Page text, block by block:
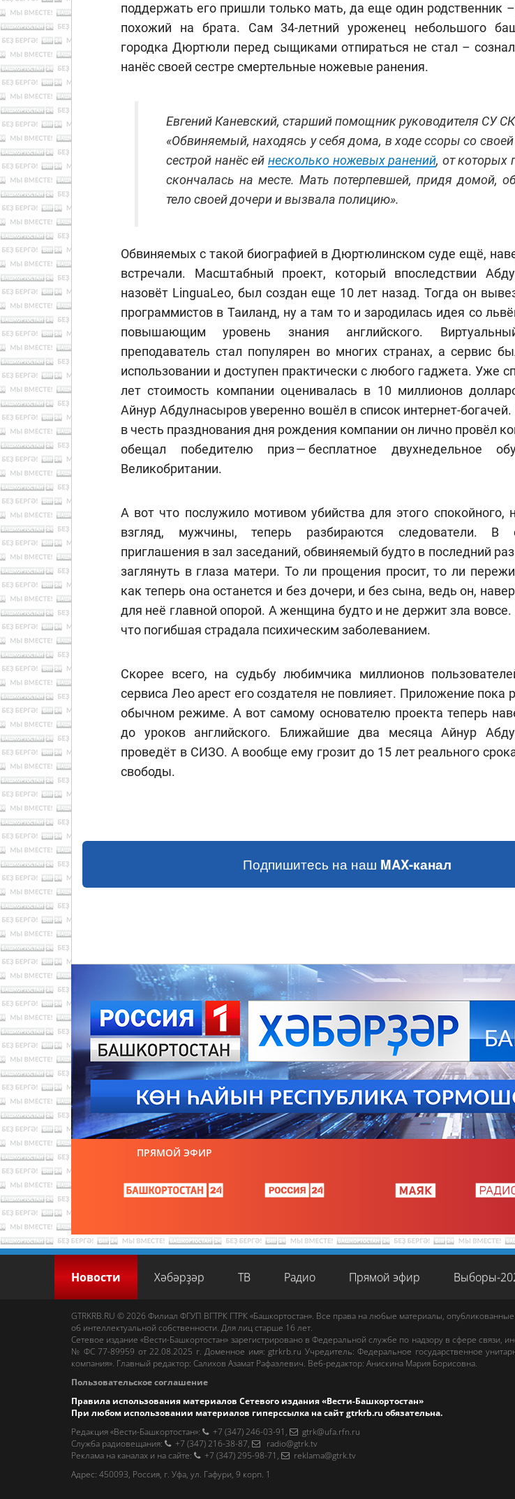
поддержать его пришли только мать, да еще один родственник
похожий на брата. Сам 34-летний уроженец небольшого
городка Дюртюли перед сыщиками отпираться не стал –
нанёс своей сестре смертельные ножевые ранения.
Евгений Каневский, старший помощник руководителя СУ
«Обвиняемый, находясь у себя дома, в ходе ссоры со своей
сестрой нанёс ей несколько ножевых ранений, от которых
скончалась на месте. Мать потерпевшей, придя домой,
тело своей дочери и вызвала полицию».
Обвиняемых с такой биографией в Дюртюлинском суде ещё,
встречали. Масштабный проект, который впоследствии
назовёт LinguaLeo, был создан еще 10 лет назад. Тогда он
программистов в Таиланд, ну а там то и зародилась идея со
повышающим уровень знания английского.
преподаватель стал популярен во многих странах, а сервис
использовании и доступен практически с любого гаджета. Уже
лет стоимость компании оценивалась в 10 миллионов
Айнур Абдулнасыров уверенно вошёл в список интернет-
в честь празднования дня рождения компании он лично провёл
обещал победителю приз — бесплатное двухнедельное
Великобритании.
А вот что послужило мотивом убийства для этого спокойного,
взгляд, мужчины, теперь разбираются следователи. В
приглашения в зал заседаний, обвиняемый будто в последний
заглянуть в глаза матери. То ли прощения просит, то ли
как теперь она останется и без дочери, и без сына, ведь он,
для неё главной опорой. А женщина будто и не держит зла вовсе.
что погибшая страдала психическим заболеванием.
Скорее всего, на судьбу любимчика миллионов
сервиса Лео арест его создателя не повлияет. Приложение пока
обычном режиме. А вот самому основателю проекта теперь
до уроков английского. Ближайшие два месяца Айнур
проведёт в СИЗО. А вообще ему грозит до 15 лет реального
свободы.
Подпишитесь на наш MAX-канал
ПРЯМОЙ ЭФИР
Новости Хәбәрҙәр ТВ Радио Прямой эфир Выборы-
GTRKRB.RU © 2026 Филиал ФГУП ВГТРК ГТРК «Башкортостан». Все права на любые материалы,
об интеллектуальной собственности. Для лиц старше 16 лет.
Сетевое издание «Вести-Башкортостан» зарегистрировано в Федеральной службе по надзору в сфере
№ ФС 77-89959 от 22.08.2025 г. Доменное имя:gtrkrb.ru Учредитель: Федеральное государственное
компания». Главный редактор: Салихов Азамат Рафаэлевич. Веб-редактор: Анискина Мария Борисовна.
Пользовательское соглашение
Правила использования материалов Сетевого издания «Вести-Башкортостан»
При любом использовании материалов гиперссылка на сайтgtrkrb.ru обязательна.
Редакция «Вести-Башкортостан»: +7 (347) 246-03-91 ,
gtrk@ufa.rfn.ru
Cлужба радиовещания: +7 (347) 216-38-87,
radio@gtrk.tv
Реклама на каналах и на сайте: +7 (347) 295-98-71 ,
reklama@gtrk.tv
Адрес: 450093, Россия, г. Уфа, ул. Гафури, 9 корп. 1